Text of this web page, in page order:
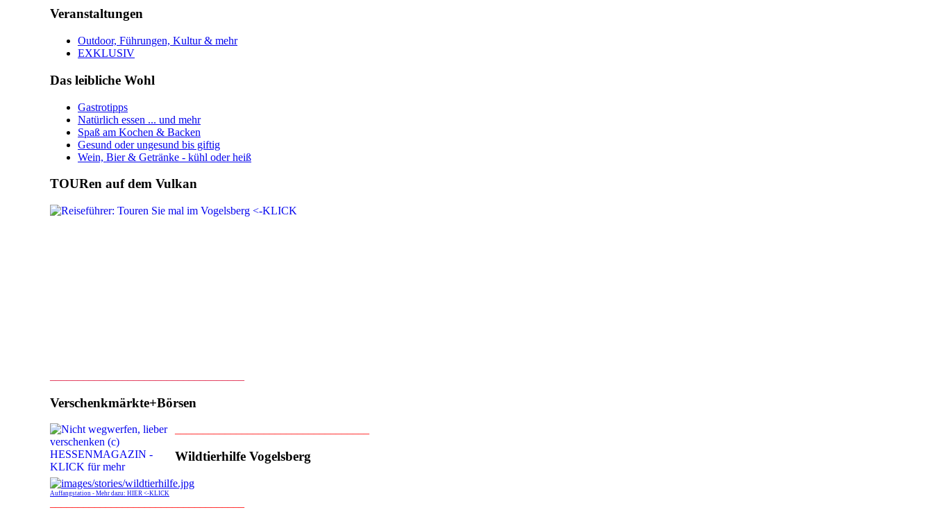
Veranstaltungen
Outdoor, Führungen, Kultur & mehr
EXKLUSIV
Das leibliche Wohl
Gastrotipps
Natürlich essen ... und mehr
Spaß am Kochen & Backen
Gesund oder ungesund bis giftig
Wein, Bier & Getränke - kühl oder heiß
TOURen auf dem Vulkan
Verschenkmärkte+Börsen
Wildtierhilfe Vogelsberg
Auffangstation - Mehr dazu: HIER <-KLICK